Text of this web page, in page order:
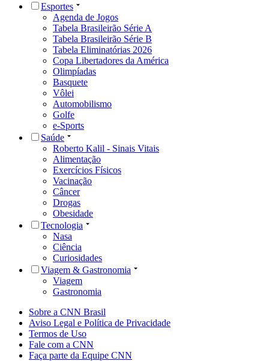
Esportes
Agenda de Jogos
Tabela Brasileirão Série A
Tabela Brasileirão Série B
Tabela Eliminatórias 2026
Copa Libertadores da América
Olimpíadas
Basquete
Vôlei
Automobilismo
Golfe
e-Sports
Saúde
Roberto Kalil - Sinais Vitais
Alimentação
Exercícios Físicos
Vacinação
Câncer
Drogas
Obesidade
Tecnologia
Nasa
Ciência
Curiosidades
Viagem & Gastronomia
Viagem
Gastronomia
Sobre a CNN Brasil
Aviso Legal e Política de Privacidade
Termos de Uso
Fale com a CNN
Faça parte da Equipe CNN